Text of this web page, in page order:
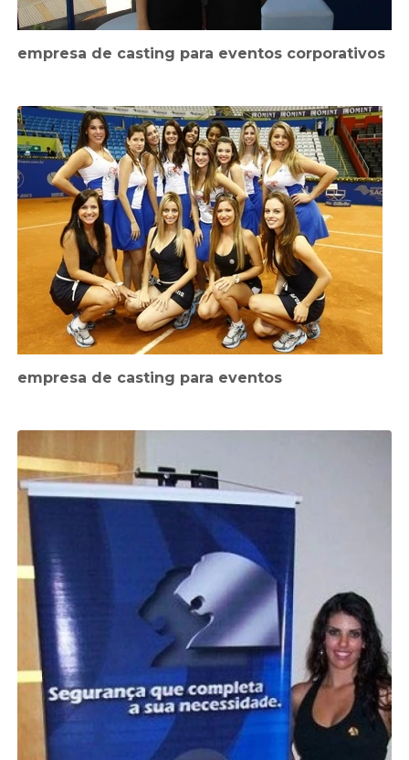
empresa de casting para eventos corporativos
empresa de casting para eventos